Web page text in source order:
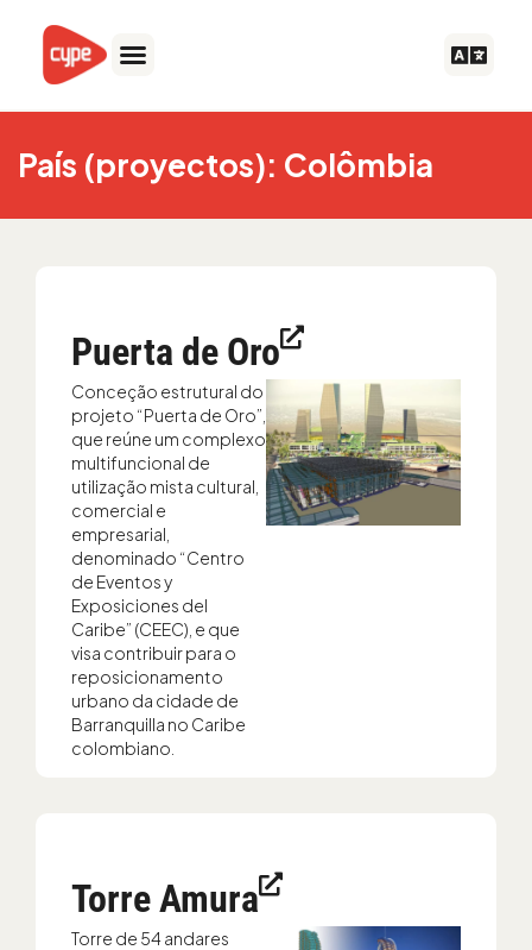
conteúdo
País (proyectos): Colômbia
Puerta de Oro
Conceção estrutural do
projeto “Puerta de Oro”,
que reúne um complexo
multifuncional de
utilização mista cultural,
comercial e
empresarial,
denominado “Centro
de Eventos y
Exposiciones del
Caribe” (CEEC), e que
visa contribuir para o
reposicionamento
urbano da cidade de
Barranquilla no Caribe
colombiano.
Torre Amura
Torre de 54 andares